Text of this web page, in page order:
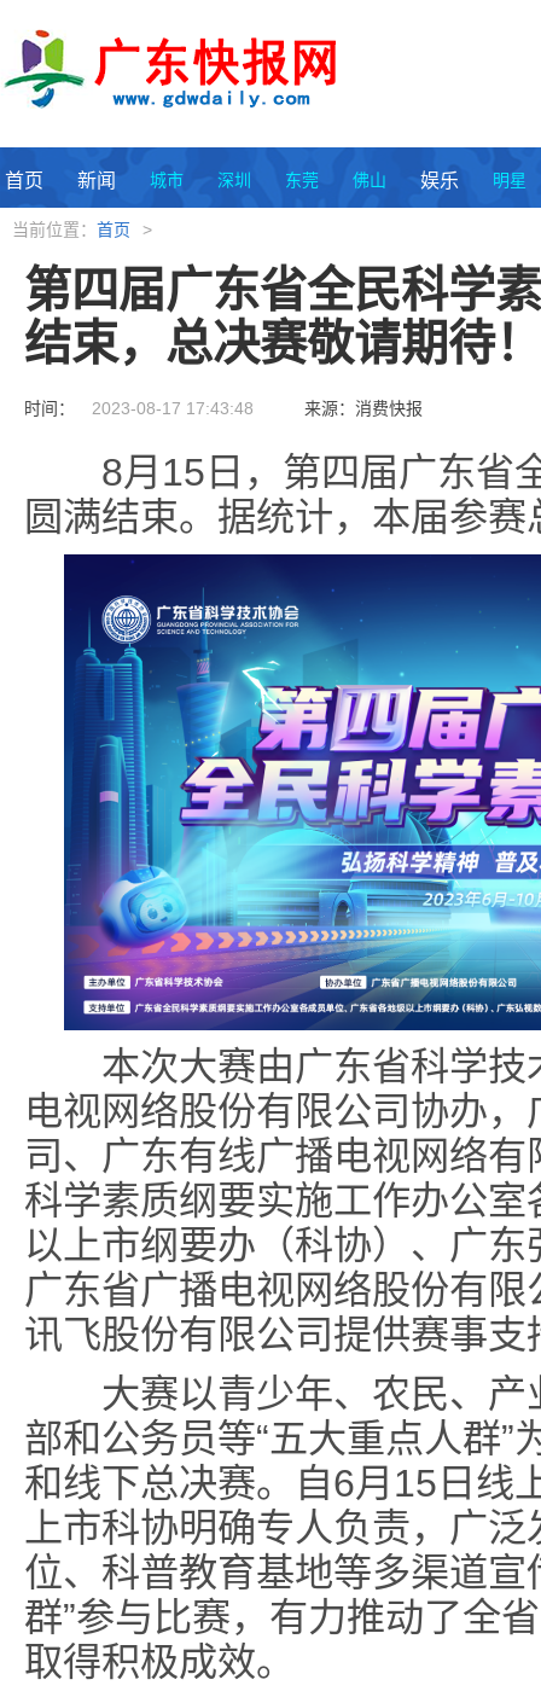
首页 新闻 城市 深圳 东莞 佛山 娱乐 明星
当前位置： 首页 >
第四届广东省全民科学
结束，总决赛敬请期待！
时间： 2023-08-17 17:43:48 来源：消费快报
8月15日，第四届广东省
圆满结束。据统计，本届参
本次大赛由广东省科学技
电视网络股份有限公司协办
司、广东有线广播电视网络
科学素质纲要实施工作办公
以上市纲要办（科协）、广
广东省广播电视网络股份有
讯飞股份有限公司提供赛事支
大赛以青少年、农民、产
部和公务员等“五大重点人群
和线下总决赛。自6月15日线
上市科协明确专人负责，广
位、科普教育基地等多渠道
群”参与比赛，有力推动了全
取得积极成效。